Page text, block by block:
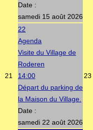
Date :
samedi 15 août 2026
21
22
Agenda
Visite du Village de
Roderen
14:00
Départ du parking de
la Maison du Village.
Date :
samedi 22 août 2026
23